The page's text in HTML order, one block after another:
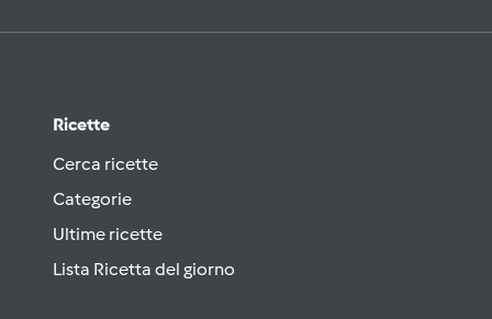
Ricette
Cerca ricette
Categorie
Ultime ricette
Lista Ricetta del giorno